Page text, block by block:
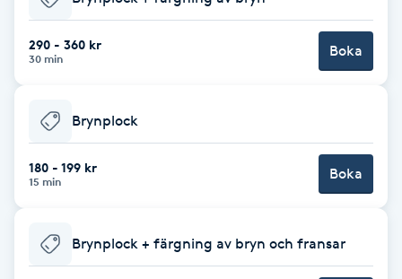
Bottenfärg
Brynfärgning
Brynplockning
290 - 360 kr
30 min Boka
Brynplock
180 - 199 kr
15 min Boka
Brynplock + färgning av bryn och fransar